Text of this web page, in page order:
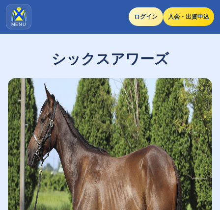
MENU
ログイン 入会・出資申込
シックスアワーズ